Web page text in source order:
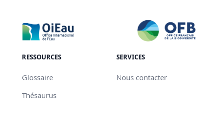
RESSOURCES
Glossaire
Thésaurus
SERVICES
Nous contacter